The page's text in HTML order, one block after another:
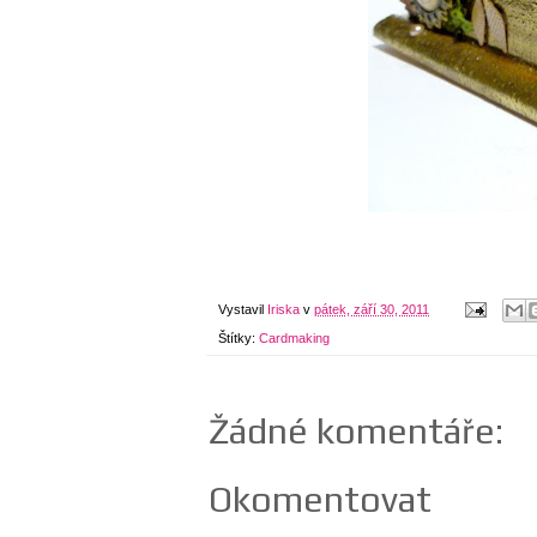
Vystavil Iriska v pátek, září 30, 2011
Štítky: Cardmaking
Žádné komentáře:
Okomentovat